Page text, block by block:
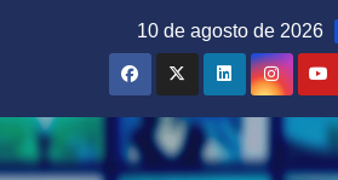
10 de agosto de 2026